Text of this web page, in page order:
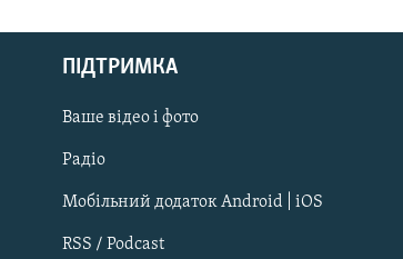
Русский
Qırımtatar
ДОЛУЧАЙСЯ!
ПІДТРИМКА
Ваше відео і фото
Радіо
Мобільний додаток Android | iOS
RSS / Podcast